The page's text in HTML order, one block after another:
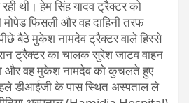
थी। हेम सिंह यादव ट्रैक्टर को
फिसली और वह दाहिनी तरफ
बैठे मुकेश नामदेव ट्रैक्टर वाले हिस्से
ट्रैक्टर का चालक सुरेश जाटव वाहन
और वह मुकेश नामदेव को कुचलते हुए
डीआईजी के पास स्थित अस्पताल ले